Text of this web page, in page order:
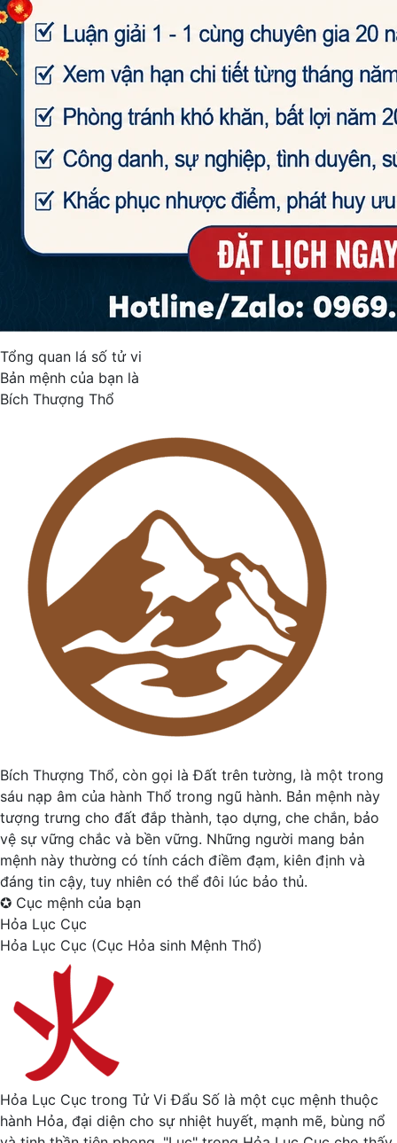
Tổng quan lá số tử vi
Bản mệnh của bạn là
Bích Thượng Thổ
Bích Thượng Thổ, còn gọi là Đất trên tường, là một trong
sáu nạp âm của hành Thổ trong ngũ hành. Bản mệnh này
tượng trưng cho đất đắp thành, tạo dựng, che chắn, bảo
vệ sự vững chắc và bền vững. Những người mang bản
mệnh này thường có tính cách điềm đạm, kiên định và
đáng tin cậy, tuy nhiên có thể đôi lúc bảo thủ.
✪ Cục mệnh của bạn
Hỏa Lục Cục
Hỏa Lục Cục (Cục Hỏa sinh Mệnh Thổ)
Hỏa Lục Cục trong Tử Vi Đẩu Số là một cục mệnh thuộc
hành Hỏa, đại diện cho sự nhiệt huyết, mạnh mẽ, bùng nổ